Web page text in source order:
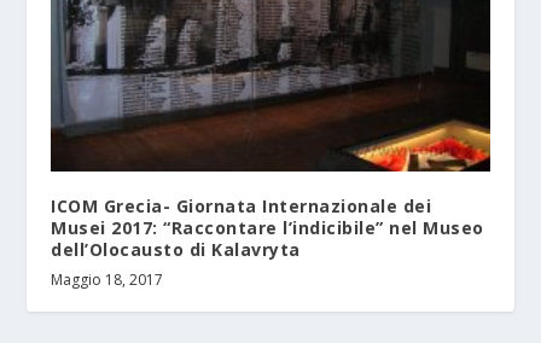
ICOM Grecia- Giornata Internazionale dei
Musei 2017: “Raccontare l’indicibile” nel Museo
dell’Olocausto di Kalavryta
Maggio 18, 2017